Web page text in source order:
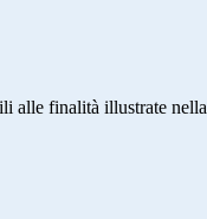
alle finalità illustrate nella